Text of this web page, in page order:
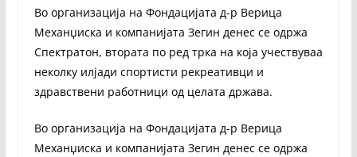
Во организација на Фондацијата д-р Верица
Механџиска и компанијата Зегин денес се одржа
Спектратон, втората по ред трка на која учествуваа
неколку илјади спортисти рекреативци и
здравствени работници од целата држава.
Во организација на Фондацијата д-р Верица
Механџиска и компанијата Зегин денес се одржа